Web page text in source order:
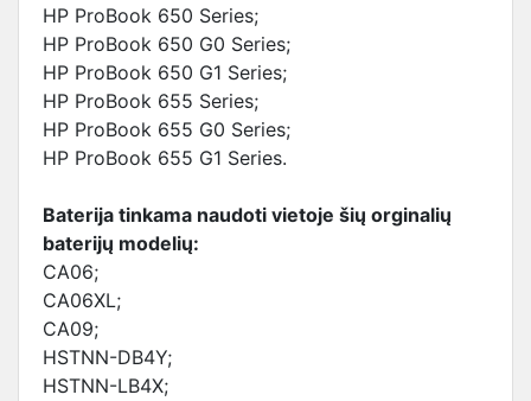
HP ProBook 650 Series;
HP ProBook 650 G0 Series;
HP ProBook 650 G1 Series;
HP ProBook 655 Series;
HP ProBook 655 G0 Series;
HP ProBook 655 G1 Series.
Baterija tinkama naudoti vietoje šių orginalių
baterijų modelių:
CA06;
CA06XL;
CA09;
HSTNN-DB4Y;
HSTNN-LB4X;